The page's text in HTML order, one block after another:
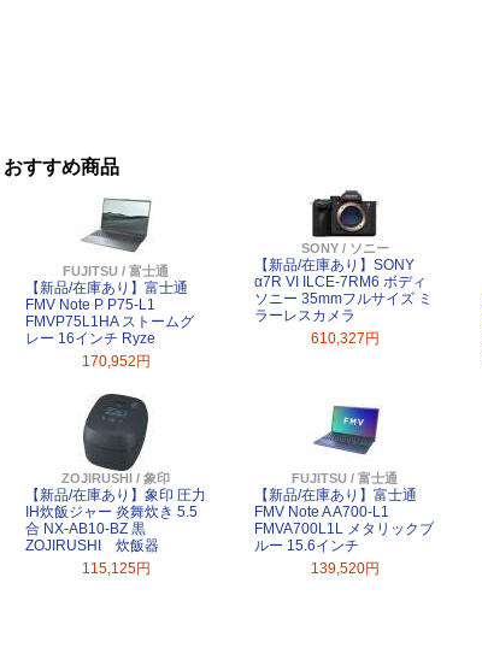
おすすめ商品
FUJITSU / 富士通
【新品/在庫あり】富士通
FMV Note P P75-L1
FMVP75L1HA ストームグ
レー 16インチ Ryze
170,952円
SONY / ソニー
【新品/在庫あり】SONY
α7R VI ILCE-7RM6 ボディ
ソニー 35mmフルサイズ ミ
ラーレスカメラ
610,327円
ZOJIRUSHI / 象印
【新品/在庫あり】象印 圧力
IH炊飯ジャー 炎舞炊き 5.5
合 NX-AB10-BZ 黒
ZOJIRUSHI 炊飯器
115,125円
FUJITSU / 富士通
【新品/在庫あり】富士通
FMV Note A A700-L1
FMVA700L1L メタリックブ
ルー 15.6インチ
139,520円